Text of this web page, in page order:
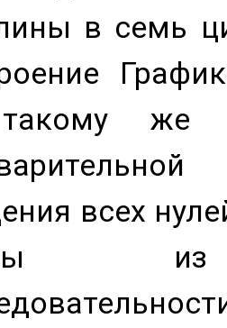
в семь
же
всех
из